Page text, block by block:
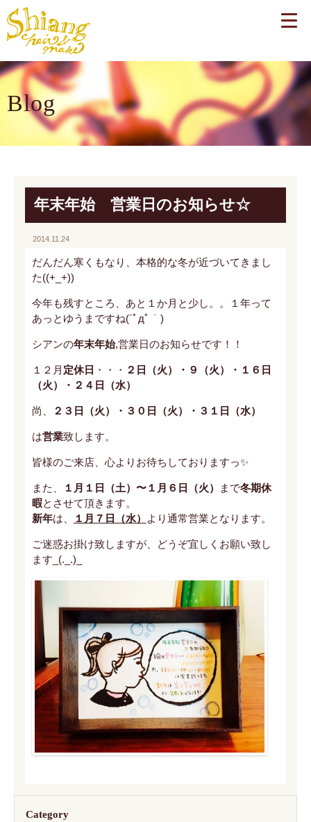
Blog
年末年始 営業日のお知らせ☆
2014.11.24
だんだん寒くもなり、本格的な冬が近づいてきまし
た((+_+))
今年も残すところ、あと１か月と少し。。１年って
あっとゆうまですね(´ﾟдﾟ｀)
シアンの年末年始,営業日のお知らせです！！
１２月 定休日 ・・・ ２日（火）・９（火）・１６日
（火）・２４日（水）
尚、 ２３日（火）・３０日（火）・３１日（水）
は営業致します。
皆様のご来店、心よりお待ちしておりますっ✨
また、 １月１日（土）〜１月６日（火） まで冬期休
暇とさせて頂きます。
新年は、 １月７日（水） より通常営業となります。
ご迷惑お掛け致しますが、どうぞ宜しくお願い致し
ます_(._.)_
Category